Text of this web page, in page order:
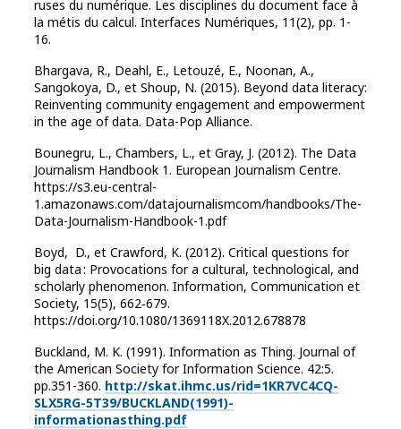
ruses du numérique. Les disciplines du document face à
la métis du calcul. Interfaces Numériques, 11(2), pp. 1-
16.
Bhargava, R., Deahl, E., Letouzé, E., Noonan, A.,
Sangokoya, D., et Shoup, N. (2015). Beyond data literacy:
Reinventing community engagement and empowerment
in the age of data. Data-Pop Alliance.
Bounegru, L., Chambers, L., et Gray, J. (2012). The Data
Journalism Handbook 1. European Journalism Centre.
https://s3.eu-central-
1.amazonaws.com/datajournalismcom/handbooks/The-
Data-Journalism-Handbook-1.pdf
Boyd, D., et Crawford, K. (2012). Critical questions for
big data : Provocations for a cultural, technological, and
scholarly phenomenon. Information, Communication et
Society, 15(5), 662‑679.
https://doi.org/10.1080/1369118X.2012.678878
Buckland, M. K. (1991). Information as Thing. Journal of
the American Society for Information Science. 42:5.
pp.351-360. http://skat.ihmc.us/rid=1KR7VC4CQ-
SLX5RG-5T39/BUCKLAND(1991)-
informationasthing.pdf